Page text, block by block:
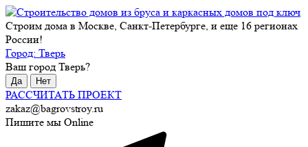
Строим дома в Москве, Санкт-Петербурге, и еще 16 регионах
России!
Город: Тверь
Ваш город Тверь?
Да Нет
РАССЧИТАТЬ ПРОЕКТ
zakaz@bagrovstroy.ru
Пишите мы Online